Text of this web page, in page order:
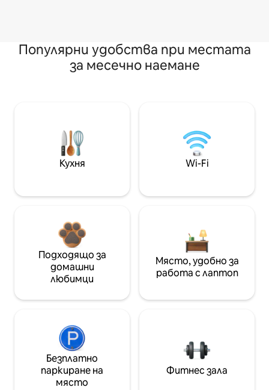
Популярни удобства при местата
за месечно наемане
Кухня Wi-Fi
Подходящо за
домашни
любимци
Място, удобно за
работа с лаптоп
Безплатно
паркиране на
място
Фитнес зала